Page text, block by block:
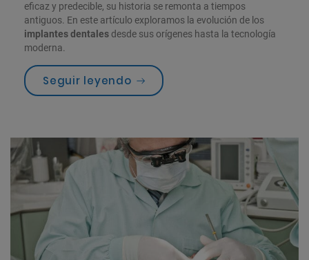
eficaz y predecible, su historia se remonta a tiempos
antiguos. En este artículo exploramos la evolución de los
implantes dentales desde sus orígenes hasta la tecnología
moderna.
Seguir leyendo«Origen e historia de los